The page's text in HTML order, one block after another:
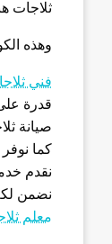
ثلاجات
وهذه
فني
قدرة
صيانة
كما
نقدم
نضمن
معلم